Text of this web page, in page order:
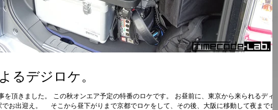
るデジロケ。
を頂きました。 この秋オンエア予定の特番のロケです。 お昼前に、東京から来られるディレ
して、その後、大阪に移動して夜までロケ